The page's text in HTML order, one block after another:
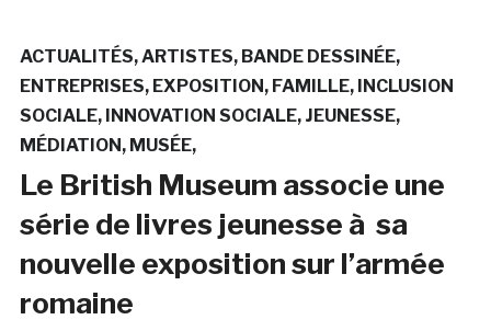
ACTUALITÉS ARTISTES BANDE DESSINÉE
ENTREPRISES EXPOSITION FAMILLE
INCLUSION
SOCIALE
INNOVATION SOCIALE JEUNESSE
MÉDIATION
MUSÉE
Le British Museum associe une
série de livres jeunesse à sa
nouvelle exposition sur l’armée
romaine